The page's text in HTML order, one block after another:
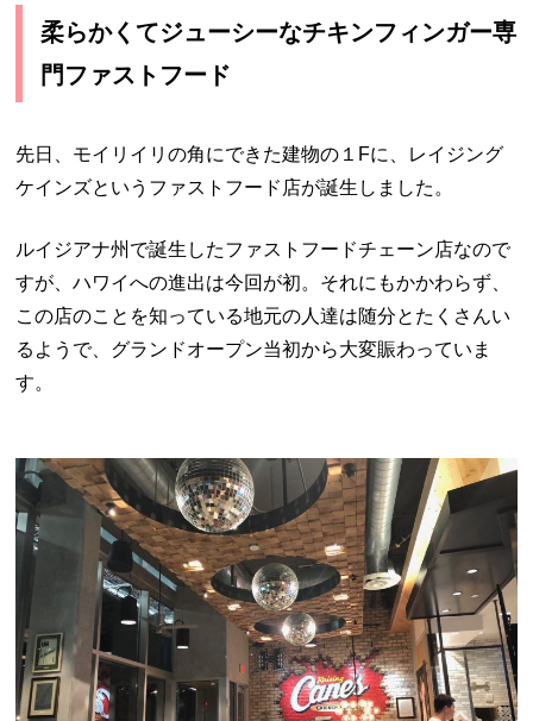
柔らかくてジューシーなチキンフィンガー専
門ファストフード
先日、モイリイリの角にできた建物の１ Fに、レイジング
ケインズというファストフード店が誕生しました。
ルイジアナ州で誕生したファストフードチェーン店なので
すが、ハワイへの進出は今回が初。それにもかかわらず、
この店のことを知っている地元の人達は随分とたくさんい
るようで、グランドオープン当初から大変賑わっていま
す。